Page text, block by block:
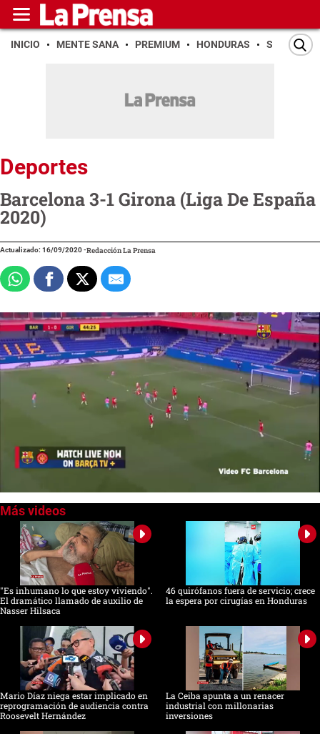
INICIO MENTE SANA PREMIUM HONDURAS SAN PEDRO
Deportes
Barcelona 3-1 Girona (Liga De España
2020)
Actualizado: 16/09/2020-Redacción La Prensa
seconds
seconds
"Es inhumano lo que estoy viviendo".
El dramático llamado de auxilio de
Nasser Hilsaca
46 quirófanos fuera de servicio; crece
la espera por cirugías en Honduras
Mario Díaz niega estar implicado en
reprogramación de audiencia contra
Roosevelt Hernández
La Ceiba apunta a un renacer
industrial con millonarias
inversiones